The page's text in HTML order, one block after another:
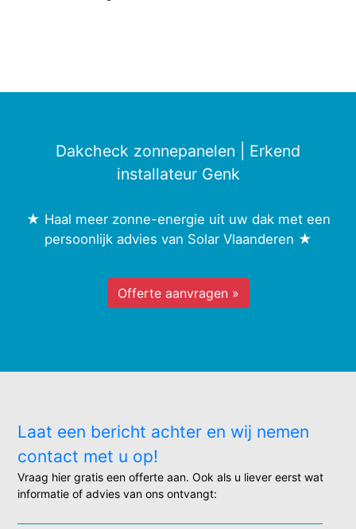
Dakcheck zonnepanelen | Erkend
installateur Genk
★ Haal meer zonne-energie uit uw dak met een
persoonlijk advies van Solar Vlaanderen ★
Offerte aanvragen »
Laat een bericht achter en wij nemen
contact met u op!
Vraag hier gratis een offerte aan. Ook als u liever eerst wat
informatie of advies van ons ontvangt: